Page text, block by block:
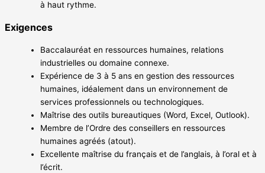
à haut rythme.
Exigences
Baccalauréat en ressources humaines, relations
industrielles ou domaine connexe.
Expérience de 3 à 5 ans en gestion des ressources
humaines, idéalement dans un environnement de
services professionnels ou technologiques.
Maîtrise des outils bureautiques (Word, Excel, Outlook).
Membre de l’Ordre des conseillers en ressources
humaines agréés (atout).
Excellente maîtrise du français et de l’anglais, à l’oral et à
l’écrit.